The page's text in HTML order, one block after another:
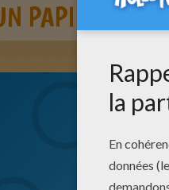
PAPILLON N°8